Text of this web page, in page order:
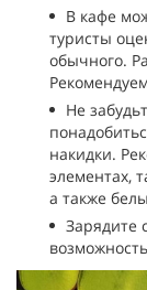
В кафе
туристы
обычного.
Не
накидки.
элементах,
а также
Зарядите